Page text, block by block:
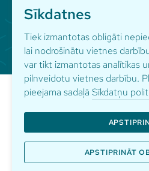
Sīkdatnes
Tiek izmantotas obligāti
lai nodrošinātu vietnes
var tikt izmantotas analītikas
pilnveidotu vietnes darbību.
pieejama sadaļā Sīkdatņu
APSTIPRINĀT
Seko mums
© Pārdaugavas kultūras apvienība
Privātuma politika